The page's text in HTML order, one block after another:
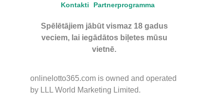
Kontakti Partnerprogramma
Spēlētājiem jābūt vismaz 18 gadus
veciem, lai iegādātos biļetes mūsu
vietnē.
onlinelotto365.com is owned and operated
by LLL World Marketing Limited.